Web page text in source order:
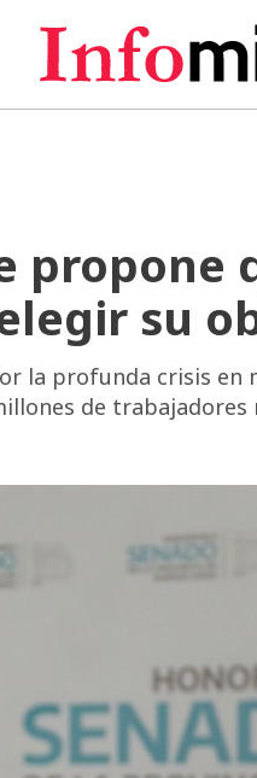
propone
su
la profunda crisis en
de